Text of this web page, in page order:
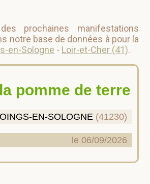
prochaines manifestations
notre base de données à pour la
en-Sologne - Loir-et-Cher (41).
la pomme de terre
EN-SOLOGNE (41230)
le 06/09/2026